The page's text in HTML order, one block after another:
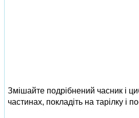
Змішайте подрібнений часник і
частинах, покладіть на тарілку і